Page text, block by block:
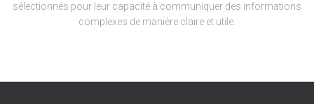
sélectionnés pour leur capacité à communiquer des informations
complexes de manière claire et utile.